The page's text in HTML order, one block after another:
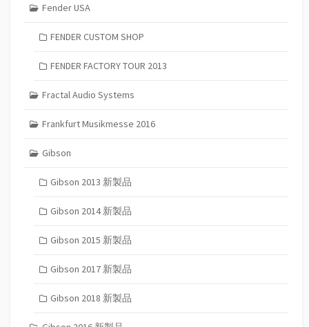
Fender USA
FENDER CUSTOM SHOP
FENDER FACTORY TOUR 2013
Fractal Audio Systems
Frankfurt Musikmesse 2016
Gibson
Gibson 2013 新製品
Gibson 2014 新製品
Gibson 2015 新製品
Gibson 2017 新製品
Gibson 2018 新製品